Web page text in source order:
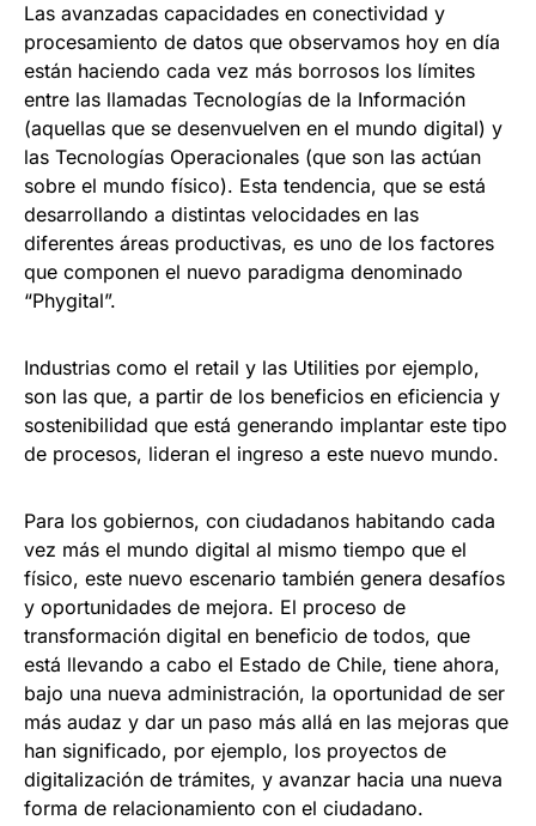
Las avanzadas capacidades en conectividad y
procesamiento de datos que observamos hoy en día
están haciendo cada vez más borrosos los límites
entre las llamadas Tecnologías de la Información
(aquellas que se desenvuelven en el mundo digital) y
las Tecnologías Operacionales (que son las actúan
sobre el mundo físico). Esta tendencia, que se está
desarrollando a distintas velocidades en las
diferentes áreas productivas, es uno de los factores
que componen el nuevo paradigma denominado
“Phygital”.
Industrias como el retail y las Utilities por ejemplo,
son las que, a partir de los beneficios en eficiencia y
sostenibilidad que está generando implantar este tipo
de procesos, lideran el ingreso a este nuevo mundo.
Para los gobiernos, con ciudadanos habitando cada
vez más el mundo digital al mismo tiempo que el
físico, este nuevo escenario también genera desafíos
y oportunidades de mejora. El proceso de
transformación digital en beneficio de todos, que
está llevando a cabo el Estado de Chile, tiene ahora,
bajo una nueva administración, la oportunidad de ser
más audaz y dar un paso más allá en las mejoras que
han significado, por ejemplo, los proyectos de
digitalización de trámites, y avanzar hacia una nueva
forma de relacionamiento con el ciudadano.